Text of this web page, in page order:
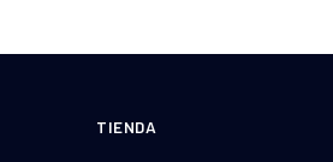
TIENDA